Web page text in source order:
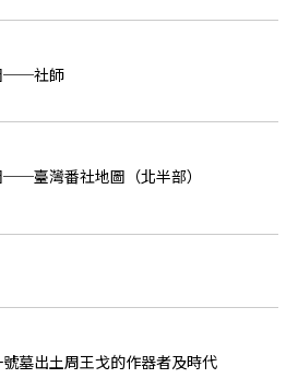
──社師
臺灣番社地圖（北半部）
墓出土周王戈的作器者及時代